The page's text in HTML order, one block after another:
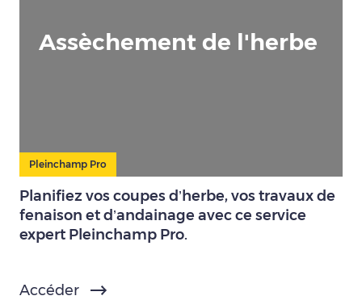
Assèchement de l'herbe
Pleinchamp Pro
Planifiez vos coupes d’herbe, vos travaux de
fenaison et d’andainage avec ce service
expert Pleinchamp Pro.
Accéder